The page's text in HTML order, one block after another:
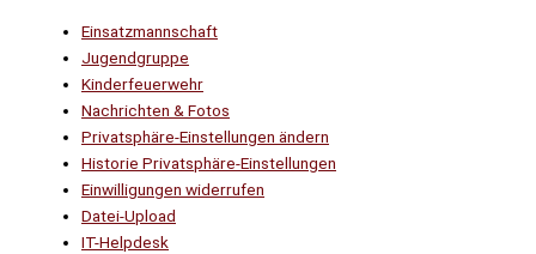
Einsatzmannschaft
Jugendgruppe
Kinderfeuerwehr
Nachrichten & Fotos
Privatsphäre-Einstellungen ändern
Historie Privatsphäre-Einstellungen
Einwilligungen widerrufen
Datei-Upload
IT-Helpdesk